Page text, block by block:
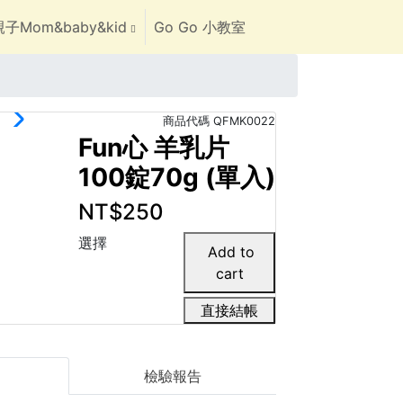
子Mom&baby&kid Go Go 小教室
商品代碼 QFMK0022
Fun心 羊乳片
100錠70g (單入)
NT$250
選擇
直接結帳
檢驗報告